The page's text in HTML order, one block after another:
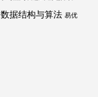
数据结构与算法 易优